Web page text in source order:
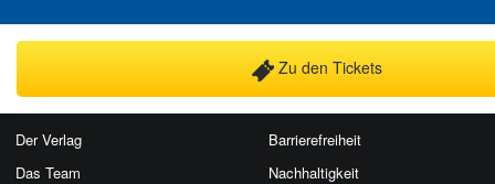
Zu den Tickets
Über uns
Der Verlag
Das Team
Barrierefreiheit
Nachhaltigkeit